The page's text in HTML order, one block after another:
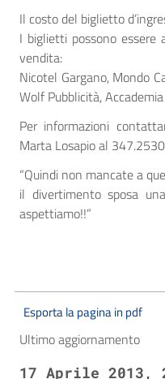
Il costo del biglietto
I biglietti possono essere
vendita:
Nicotel Gargano, Mondo
Wolf Pubblicità,
Per informazioni
Marta Losapio al
“Quindi non mancate a
il divertimento sposa
aspettiamo!!”
Esporta la pagina in pdf
Ultimo aggiornamento
17 Aprile 2013,